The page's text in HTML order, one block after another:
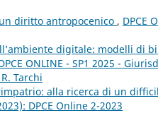
diritto antropocenico , DPCE
digitale: modelli di
ONLINE - SP1 2025 -
Tarchi
alla ricerca di un
DPCE Online 2-2023